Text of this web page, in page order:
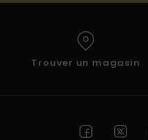
Trouver un magasin